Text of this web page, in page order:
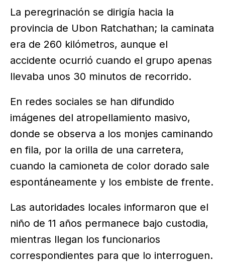
La peregrinación se dirigía hacia la
provincia de Ubon Ratchathan; la caminata
era de 260 kilómetros, aunque el
accidente ocurrió cuando el grupo apenas
llevaba unos 30 minutos de recorrido.
En redes sociales se han difundido
imágenes del atropellamiento masivo,
donde se observa a los monjes caminando
en fila, por la orilla de una carretera,
cuando la camioneta de color dorado sale
espontáneamente y los embiste de frente.
Las autoridades locales informaron que el
niño de 11 años permanece bajo custodia,
mientras llegan los funcionarios
correspondientes para que lo interroguen.